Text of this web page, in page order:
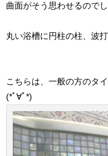
曲面がそう思わせるので
丸い浴槽に円柱の柱、波
こちらは、一般の方のタ
(*ﾟ∀ﾟ*)